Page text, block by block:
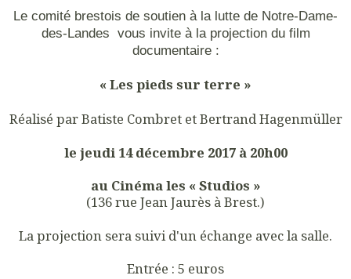
Le comité brestois de soutien à la lutte de Notre-Dame-
des-Landes vous invite à la projection du film
documentaire :
« Les pieds sur terre »
Réalisé par Batiste Combret et Bertrand Hagenmüller
le jeudi 14 décembre 2017 à 20h00
au Cinéma les « Studios »
(136 rue Jean Jaurès à Brest.)
La projection sera suivi d'un échange avec la salle.
Entrée : 5 euros